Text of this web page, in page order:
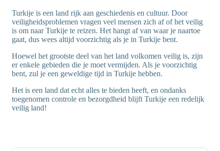
Turkije is een land rijk aan geschiedenis en cultuur. Door
veiligheidsproblemen vragen veel mensen zich af of het veilig
is om naar Turkije te reizen. Het hangt af van waar je naartoe
gaat, dus wees altijd voorzichtig als je in Turkije bent.
Hoewel het grootste deel van het land volkomen veilig is, zijn
er enkele gebieden die je moet vermijden. Als je voorzichtig
bent, zul je een geweldige tijd in Turkije hebben.
Het is een land dat echt alles te bieden heeft, en ondanks
toegenomen controle en bezorgdheid blijft Turkije een redelijk
veilig land!